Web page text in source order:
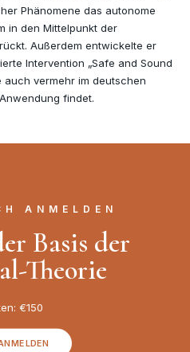
Phänomene das autonome
in den Mittelpunkt der
Außerdem entwickelte er
Intervention „Safe and Sound
auch vermehr im deutschen
findet.
ANMELDEN
Basis der
Theorie
€150